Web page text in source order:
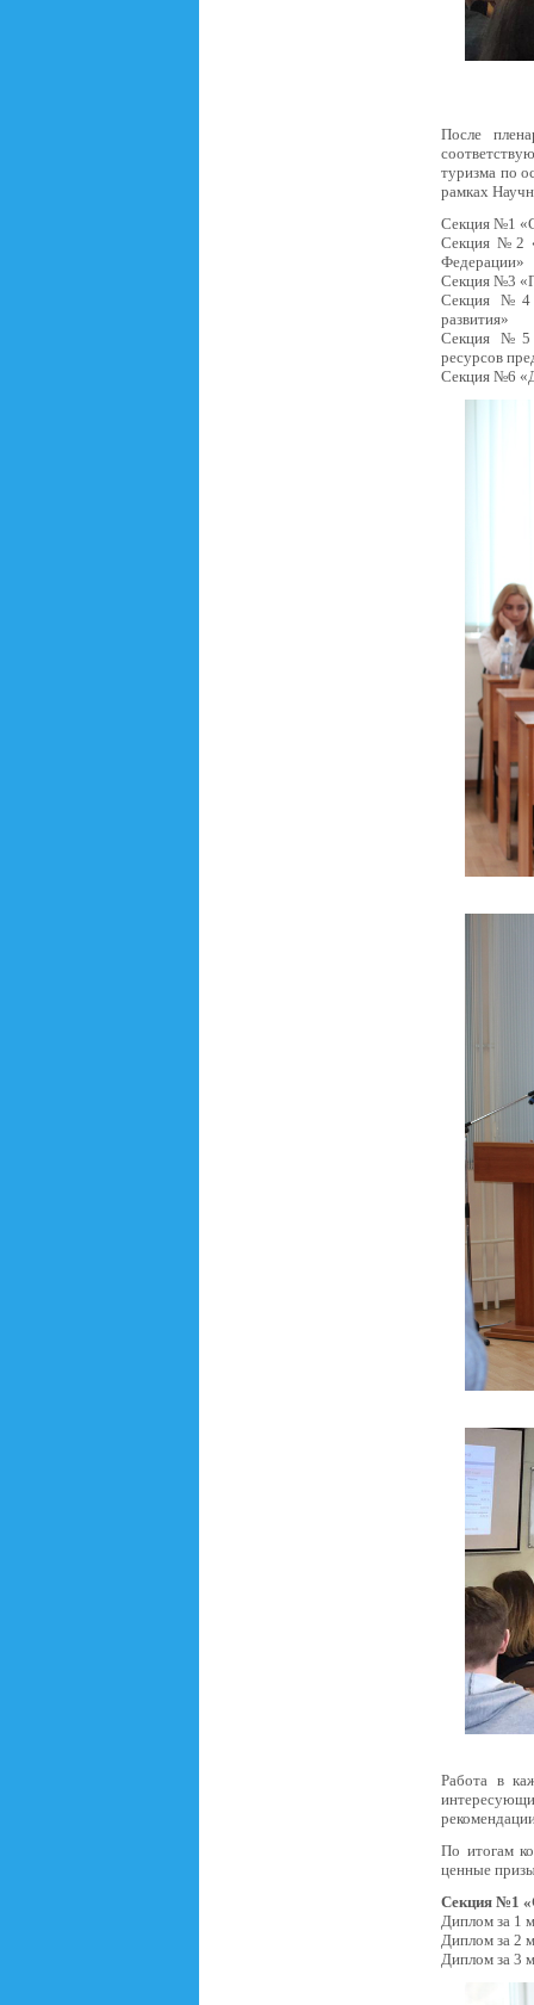
После
туризма по
рамках
Секция №1
Секция №2
Федерации»
Секция №3
Секция №4
развития»
Секция №5
ресурсов
Секция №6
Работа в
По итогам
ценные
Секция №1
Диплом за 1
Диплом за 2
Диплом за 3